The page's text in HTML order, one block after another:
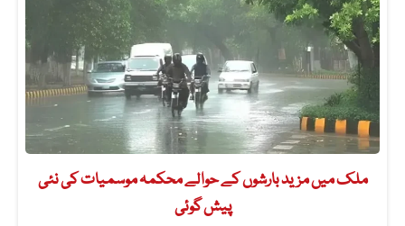
ملک میں مزید بارشوں کے حوالے محکمہ موسمیات کی نئی
پیش گوئی